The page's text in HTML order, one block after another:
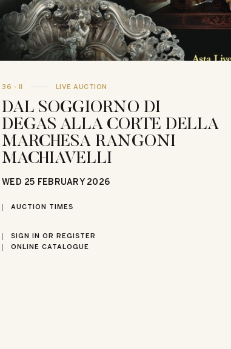
36 - II LIVE AUCTION
DAL SOGGIORNO DI
DEGAS ALLA CORTE DELLA
MARCHESA RANGONI
MACHIAVELLI
WED 25 FEBRUARY 2026
AUCTION TIMES
SIGN IN OR REGISTER
ONLINE CATALOGUE